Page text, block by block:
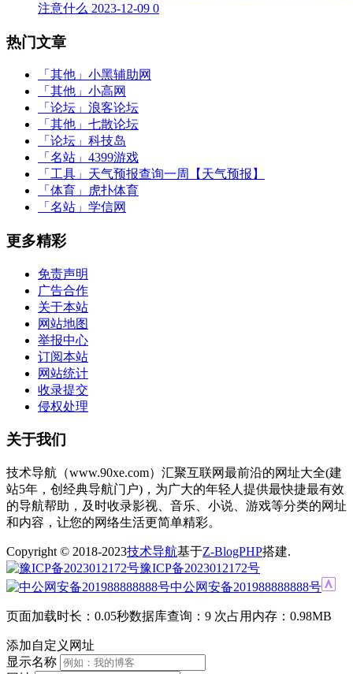
注意什么 2023-12-09 0
热门文章
「其他」 小黑辅助网
「其他」 小高网
「论坛」 浪客论坛
「其他」 七散论坛
「论坛」 科技岛
「名站」 4399游戏
「工具」 天气预报查询一周【天气预报】
「体育」
虎扑体育
「名站」 学信网
更多精彩
免责声明
广告合作
关于本站
网站地图
举报中心
订阅本站
网站统计
收录提交
侵权处理
关于我们
技术导航（www.90xe.com）汇聚互联网最前沿的网址大全(建
站5年，创经典导航门户)，为广大的年轻人提供最快捷最有效
的导航帮助，及时收录影视、音乐、小说、游戏等分类的网址
和内容，让您的网络生活更简单精彩。
Copyright © 2018-2023技术导航基于Z-BlogPHP搭建.
豫ICP备2023012172号
中公网安备201988888888号
页面加载时长：0.05秒数据库查询：9 次占用内存：0.98MB
添加自定义网址
显示名称